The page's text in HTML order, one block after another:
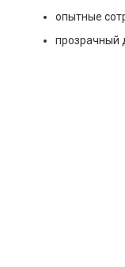
опытные
прозрачный